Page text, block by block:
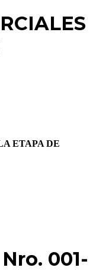
ETAPA DE
001-